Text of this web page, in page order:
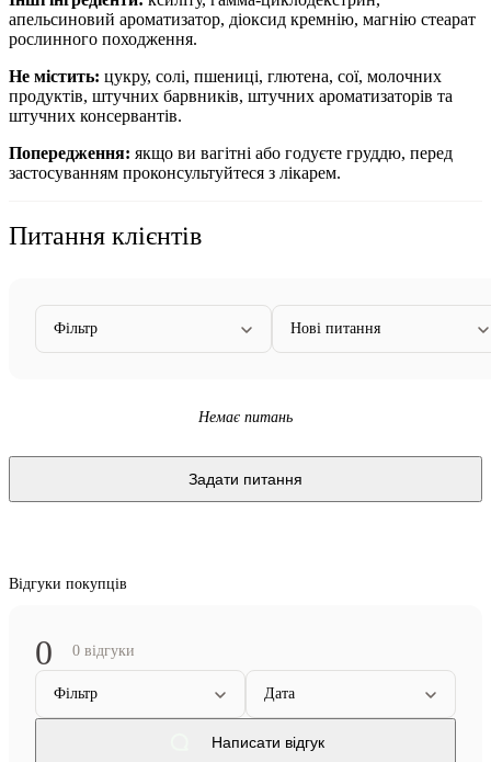
апельсиновий ароматизатор, діоксид кремнію, магнію стеарат
рослинного походження.
Не містить: цукру, солі, пшениці, глютена, сої, молочних
продуктів, штучних барвників, штучних ароматизаторів та
штучних консервантів.
Попередження: якщо ви вагітні або годуєте груддю, перед
застосуванням проконсультуйтеся з лікарем.
Питання клієнтів
Фільтр Нові питання
Немає питань
Задати питання
Відгуки покупців
0 0 відгуки
Фільтр Дата
Написати відгук